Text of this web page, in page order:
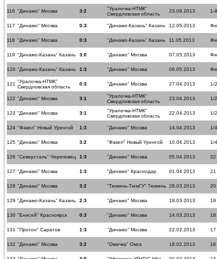
116 "Динамо" Москва 3:2
"Уралочка-НТМК"
Свердловская область
23.09.2013 1-
117 "Динамо" Москва 0:3 "Динамо-Казань" Казань 12.05.2013
118 "Динамо" Москва 0:3 "Динамо-Казань" Казань 11.05.2013
119 "Динамо-Казань" Казань 3:0 "Динамо" Москва 07.05.2013
120 "Динамо-Казань" Казань 1:3 "Динамо" Москва 06.05.2013
121 "Уралочка-НТМК"
Свердловская область
0:3 "Динамо" Москва 27.04.2013 1/
122 "Динамо" Москва 3:1
"Уралочка-НТМК"
Свердловская область
23.04.2013 1/
123 "Динамо" Москва 3:1
"Уралочка-НТМК"
Свердловская область
22.04.2013 1/
124 "Факел" Новый Уренгой 1:3 "Динамо" Москва 14.04.2013 1/
125 "Динамо" Москва 3:2 "Факел" Новый Уренгой 10.04.2013 1/
126 "Северсталь" Череповец 1:3 "Динамо" Москва 05.04.2013 22
127 "Динамо" Москва 1:3 "Динамо" Краснодар 01.04.2013 21
128 "Динамо" Москва 3:2 "Тюмень-ТюмГУ" Тюмень 28.03.2013 20
129 "Динамо-Казань" Казань 2:3 "Динамо" Москва 18.03.2013 19
130 "Енисей" Красноярск 0:3 "Динамо" Москва 14.03.2013 18
131 "Протон" Саратов 1:3 "Динамо" Москва 22.02.2013 17
132 "Динамо" Москва 3:2 "Омичка" Омск 18.02.2013 16